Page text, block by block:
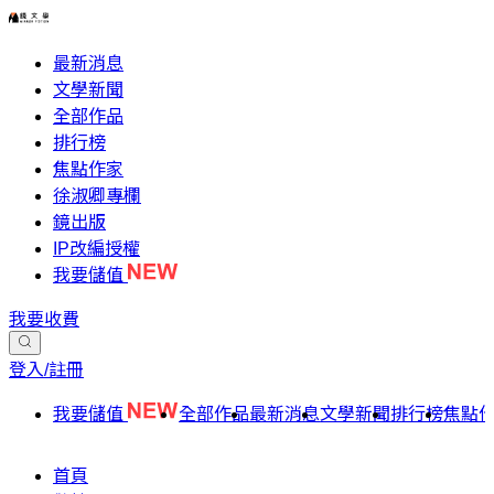
最新消息
文學新聞
全部作品
排行榜
焦點作家
徐淑卿專欄
鏡出版
IP改編授權
我要儲值
我要收費
登入/註冊
我要儲值 全部作品最新消息文學新聞排行榜焦點
首頁